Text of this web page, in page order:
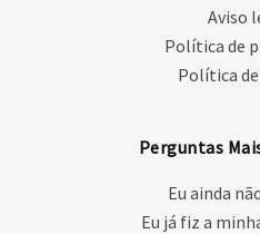
Aviso
Política de
Política
Perguntas
Eu ainda
Eu já fiz a